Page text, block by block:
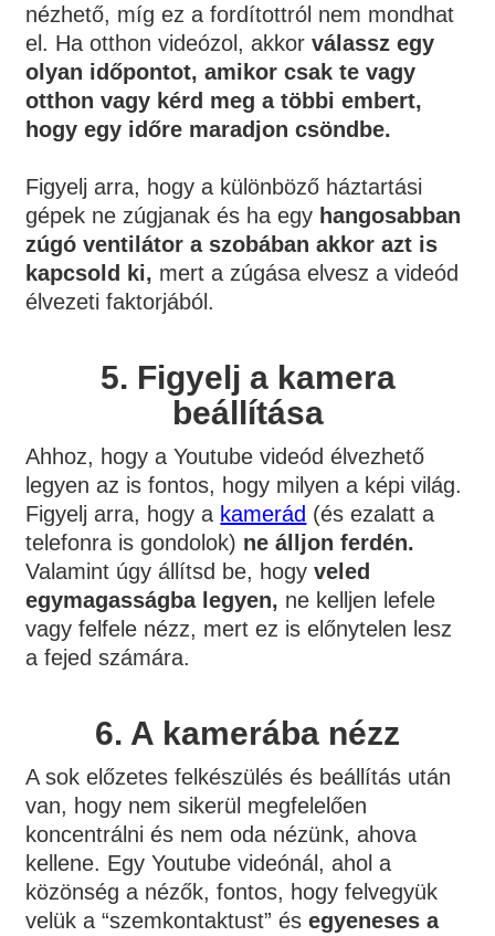
nézhető, míg ez a fordítottról nem mondhat
el. Ha otthon videózol, akkorválassz egy
olyan időpontot, amikor csak te vagy
otthon vagy kérd meg a többi embert,
hogy egy időre maradjon csöndbe.
Figyelj arra, hogy a különböző háztartási
gépek ne zúgjanak és ha egy hangosabban
zúgó ventilátor a szobában akkor azt is
kapcsold ki, mert a zúgása elvesz a videód
élvezeti faktorjából.
5. Figyelj a kamera
beállítása
Ahhoz, hogy a Youtube videód élvezhető
legyen az is fontos, hogy milyen a képi világ.
Figyelj arra, hogy a kamerád (és ezalatt a
telefonra is gondolok) ne álljon ferdén.
Valamint úgy állítsd be, hogyveled
egymagasságba legyen, ne kelljen lefele
vagy felfele nézz, mert ez is előnytelen lesz
a fejed számára.
6. A kamerába nézz
A sok előzetes felkészülés és beállítás után
van, hogy nem sikerül megfelelően
koncentrálni és nem oda nézünk, ahova
kellene. Egy Youtube videónál, ahol a
közönség a nézők, fontos, hogy felvegyük
velük a “szemkontaktust” ésegyeneses a